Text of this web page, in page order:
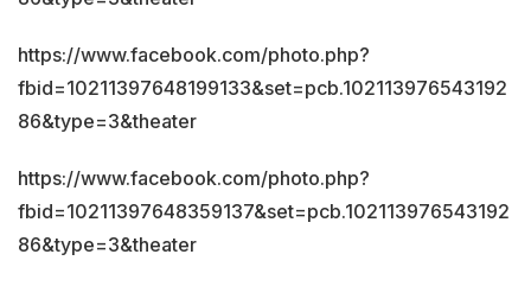
https://www.facebook.com/photo.php?
fbid=10211397648199133&set=pcb.102113976543192
86&type=3&theater
https://www.facebook.com/photo.php?
fbid=10211397648359137&set=pcb.102113976543192
86&type=3&theater